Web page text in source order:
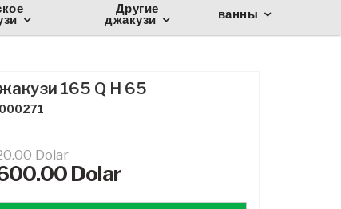
Другие
джакузи
ванны
165 Q H 65
Dolar
Dolar